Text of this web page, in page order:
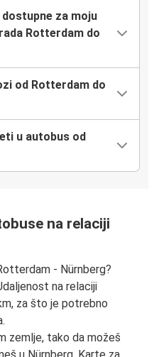
za moju
Rotterdam do
od Rotterdam do
u autobus od
na relaciji
- Nürnberg?
na relaciji
za što je potrebno
zemlje, tako da možeš